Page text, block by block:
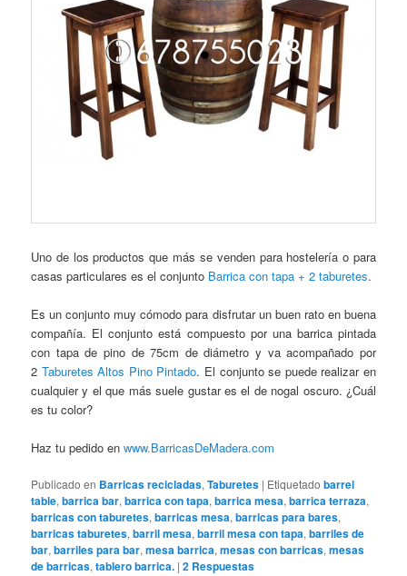
Uno de los productos que más se venden para hostelería o para
casas particulares es el conjunto Barrica con tapa + 2 taburetes.
Es un conjunto muy cómodo para disfrutar un buen rato en buena
compañía. El conjunto está compuesto por una barrica pintada
con tapa de pino de 75cm de diámetro y va acompañado por
2 Taburetes Altos Pino Pintado. El conjunto se puede realizar en
cualquier y el que más suele gustar es el de nogal oscuro. ¿Cuál
es tu color?
Haz tu pedido enwww.BarricasDeMadera.com
Publicado en Barricas recicladas,Taburetes | Etiquetado barrel
table,barrica bar,barrica con tapa,barrica mesa,barrica terraza,
barricas con taburetes,barricas mesa,barricas para bares,
barricas taburetes,barril mesa,barril mesa con tapa,barriles de
bar,barriles para bar,mesa barrica,mesas con barricas,mesas
de barricas,tablero barrica. |2 Respuestas